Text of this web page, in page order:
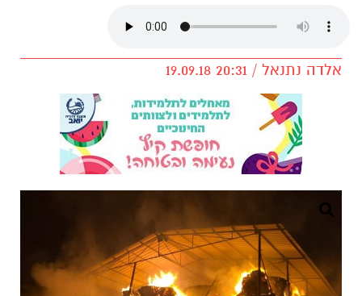
אלדה נתנאל / 20:31 19.09.18